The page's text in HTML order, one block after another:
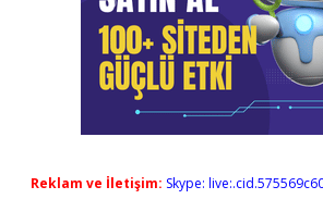
Reklam ve İletişim: Skype: